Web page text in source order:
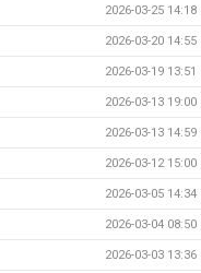
2026-03-25 14:18
2026-03-20 14:55
2026-03-19 13:51
2026-03-13 19:00
2026-03-13 14:59
2026-03-12 15:00
2026-03-05 14:34
2026-03-04 08:50
2026-03-03 13:36